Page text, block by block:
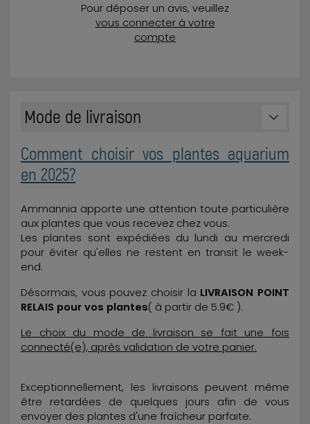
Pour déposer un avis, veuillez
vous connecter à votre
compte
Mode de livraison
Comment choisir vos plantes aquarium
en 2025?
Ammannia apporte une attention toute particulière
aux plantes que vous recevez chez vous.
Les plantes sont expédiées du lundi au mercredi
pour éviter qu'elles ne restent en transit le week-
end.
Désormais, vous pouvez choisir la LIVRAISON POINT
RELAIS pour vos plantes( à partir de 5.9€ ).
Le choix du mode de livraison se fait une fois
connecté(e), après validation de votre panier.
Exceptionnellement, les livraisons peuvent même
être retardées de quelques jours afin de vous
envoyer des plantes d'une fraîcheur parfaite.